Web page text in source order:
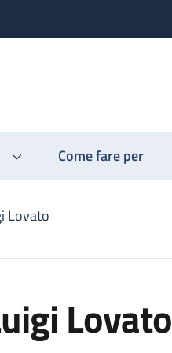
Come fare per
Lovato
Lovato